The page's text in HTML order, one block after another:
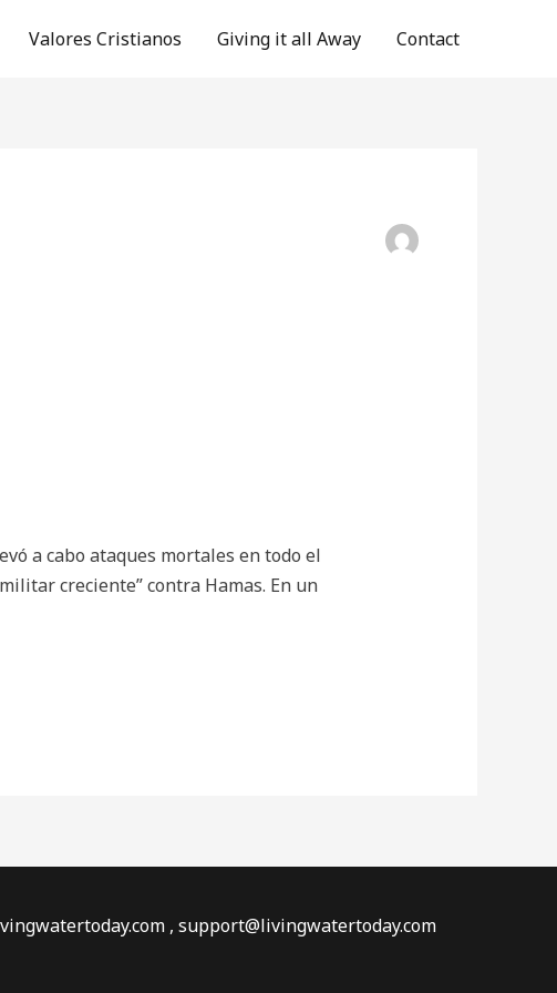
Valores Cristianos Giving it all Away Contact
a cabo ataques mortales en todo el
creciente” contra Hamas. En un
, support@livingwatertoday.com